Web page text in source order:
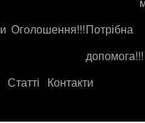
Оголошення!!!Потрібна
допомога!!!
Статті Контакти